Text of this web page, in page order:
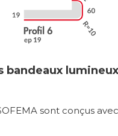
bandeaux lumineux
sont conçus